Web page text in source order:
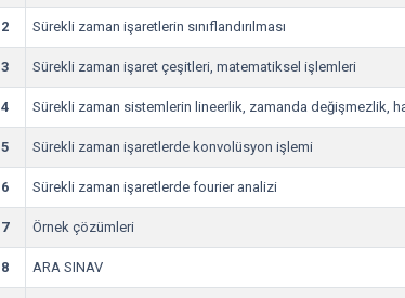
2 Sürekli zaman işaretlerin sınıflandırılması
3 Sürekli zaman işaret çeşitleri, matematiksel işlemleri
4 Sürekli zaman sistemlerin lineerlik, zamanda değişmezlik,
5 Sürekli zaman işaretlerde konvolüsyon işlemi
6 Sürekli zaman işaretlerde fourier analizi
7 Örnek çözümleri
8 ARA SINAV